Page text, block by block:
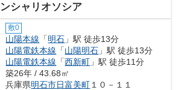
シャリオソシア
敷0
山陽本線 「明石 」駅 徒歩13分
山陽電鉄本線 「山陽明石 」駅 徒歩13分
山陽電鉄本線 「西新町 」駅 徒歩11分
築26年 / 43.68㎡
兵庫県明石市日富美町 １０－１１